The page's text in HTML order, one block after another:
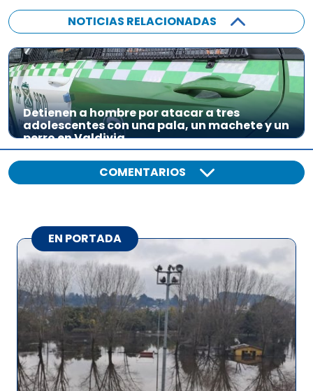
NOTICIAS RELACIONADAS
Detienen a hombre por atacar a tres
adolescentes con una pala, un machete y un
perro en Valdivia
COMENTARIOS
EN PORTADA